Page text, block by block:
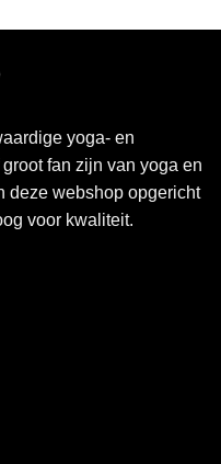
yoga- en
fan zijn van yoga en
deze webshop opgericht
voor kwaliteit.